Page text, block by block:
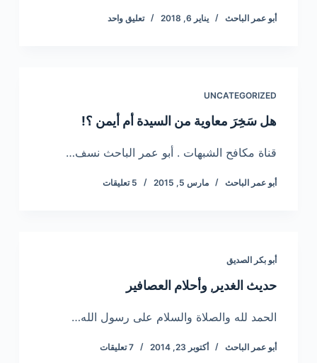
أبو عمر الباحث يناير 6, 2018 تعليق واحد
UNCATEGORIZED
هل سَخِرَ معاوية من السيدة أم أيمن ؟!
قناة مكافح الشبهات . أبو عمر الباحث نسف…
أبو عمر الباحث مارس 5, 2015 5 تعليقات
أبو بكر الصديق
حديث الغدير, وأحلام العصافير
الحمد لله والصلاة والسلام على رسول الله…
أبو عمر الباحث أكتوبر 23, 2014 7 تعليقات